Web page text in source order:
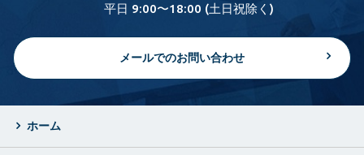
平日 9:00〜18:00 (土日祝除く)
メールでのお問い合わせ
ホーム